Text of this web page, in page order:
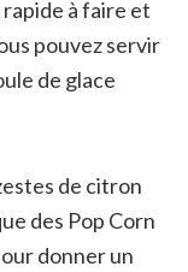
rapide à faire et
pouvez servir
de glace
de citron
des Pop Corn
donner un